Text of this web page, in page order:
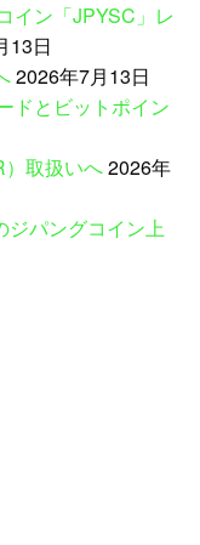
イン「JPYSC」レ
13日
2026年7月13日
ドとビットポイン
取扱いへ2026年
ジパングコイン上